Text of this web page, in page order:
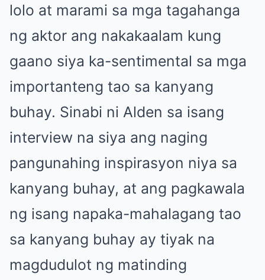
lolo at marami sa mga tagahanga
ng aktor ang nakakaalam kung
gaano siya ka-sentimental sa mga
importanteng tao sa kanyang
buhay. Sinabi ni Alden sa isang
interview na siya ang naging
pangunahing inspirasyon niya sa
kanyang buhay, at ang pagkawala
ng isang napaka-mahalagang tao
sa kanyang buhay ay tiyak na
magdudulot ng matinding